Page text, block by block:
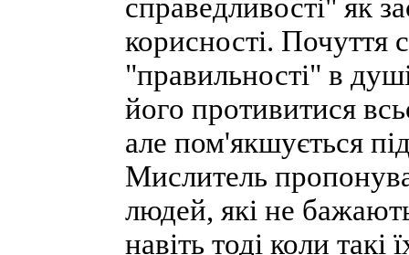
справедливості" як
корисності. Почуття
"правильності" в
його противитися
але пом'якшується
Мислитель
людей, які не
навіть тоді коли